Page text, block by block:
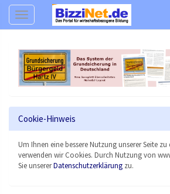
Navigation
Cookie-Hinweis
Um Ihnen eine bessere Nutzung unserer Seite
verwenden wir Cookies. Durch Nutzung von
Sie unsererDatenschutzerklärung zu.